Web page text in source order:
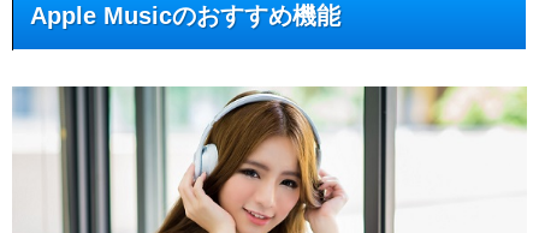
Apple Musicのおすすめ機能